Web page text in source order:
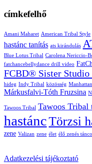
címkefelhő
Amani Maharet American Tribal Style
hastánc tanítás ats kirándulás
Blue Lotus Tribal Carolena Nericcio-
fatchancebellydance drill video
FCBD® Sister
hideg Indy Tribal közösség
Márkusfalvi-Tóth Fruzsina
Tawoos Tribal Tawoos Tribal
hastáncTörzsi
zene Valizan zene élet élő zenés
Adatkezelési tájékoztató